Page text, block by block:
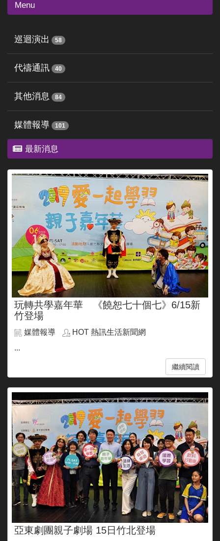
Menu
巡迴演出 58
代禱通訊 40
其他消息 84
媒體報導 101
最新消息
玩轉共學嘉年華 《饒恕七十個七》6/15新
竹登場
媒體報導
HOT 熱訊生活新聞網
...
繼續閱讀
亞東劇團親子劇場 15日竹北登場